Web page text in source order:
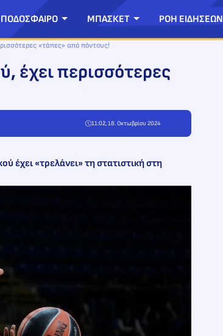
ΠΟΔΟΣΦΑΙΡΟ ΜΠΑΣΚΕΤ ΡΟΗ ΕΙΔΗΣΕΩΝ
«τάπες» από πόντους!
έχει περισσότερες
11:02, 18. Οκτωβρίου 2024
έχει «τρελάνει» τη στατιστική στη